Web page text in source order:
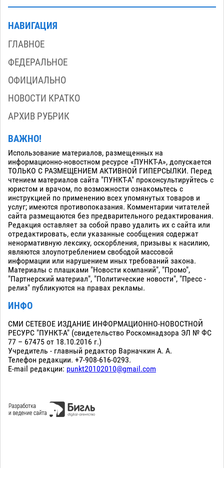
НАВИГАЦИЯ
ГЛАВНОЕ
ФЕДЕРАЛЬНОЕ
ОФИЦИАЛЬНО
НОВОСТИ КРАТКО
АРХИВ РУБРИК
ВАЖНО!
Использование материалов, размещенных на
информационно-новостном ресурсе «ПУНКТ-А», допускается
ТОЛЬКО С РАЗМЕЩЕНИЕМ АКТИВНОЙ ГИПЕРСЫЛКИ. Перед
чтением материалов сайта "ПУНКТ-А" проконсультируйтесь с
юристом и врачом, по возможности ознакомьтесь с
инструкцией по применению всех упомянутых товаров и
услуг; имеются противопоказания. Комментарии читателей
сайта размещаются без предварительного редактирования.
Редакция оставляет за собой право удалить их с сайта или
отредактировать, если указанные сообщения содержат
ненормативную лексику, оскорбления, призывы к насилию,
являются злоупотреблением свободой массовой
информации или нарушением иных требований закона.
Материалы с плашками "Новости компаний", "Промо",
"Партнерский материал", "Политические новости", "Пресс -
релиз" публикуются на правах рекламы.
ИНФО
СМИ СЕТЕВОЕ ИЗДАНИЕ ИНФОРМАЦИОННО-НОВОСТНОЙ
РЕСУРС "ПУНКТ-А" (свидетельство Роскомнадзора ЭЛ № ФС
77 – 67475 от 18.10.2016 г.)
Учредитель - главный редактор Варначкин А. А.
Телефон редакции. +7-908-616-0293.
E-mail редакции: punkt20102010@gmail.com